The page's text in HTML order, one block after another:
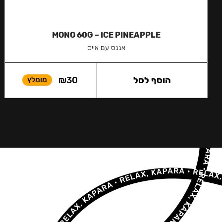
MONO 60G – ICE PINEAPPLE
אננס עם אייס
₪30 מומלץ הוסף לסל